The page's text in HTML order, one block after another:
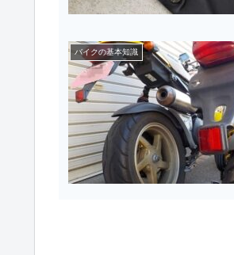
バイクの基本知識